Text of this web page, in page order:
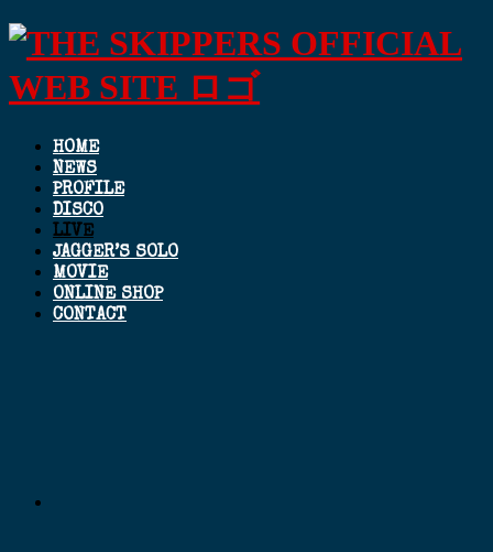
HOME
NEWS
PROFILE
DISCO
LIVE
JAGGER’S SOLO
MOVIE
ONLINE SHOP
CONTACT